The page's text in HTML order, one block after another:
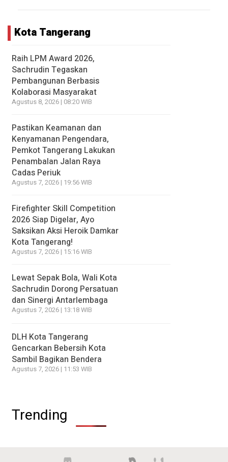
Kota Tangerang
Raih LPM Award 2026,
Sachrudin Tegaskan
Pembangunan Berbasis
Kolaborasi Masyarakat
Agustus 8, 2026 | 08:20 WIB
Pastikan Keamanan dan
Kenyamanan Pengendara,
Pemkot Tangerang Lakukan
Penambalan Jalan Raya
Cadas Periuk
Agustus 7, 2026 | 19:56 WIB
Firefighter Skill Competition
2026 Siap Digelar, Ayo
Saksikan Aksi Heroik Damkar
Kota Tangerang!
Agustus 7, 2026 | 15:16 WIB
Lewat Sepak Bola, Wali Kota
Sachrudin Dorong Persatuan
dan Sinergi Antarlembaga
Agustus 7, 2026 | 13:18 WIB
DLH Kota Tangerang
Gencarkan Bebersih Kota
Sambil Bagikan Bendera
Agustus 7, 2026 | 11:53 WIB
Trending